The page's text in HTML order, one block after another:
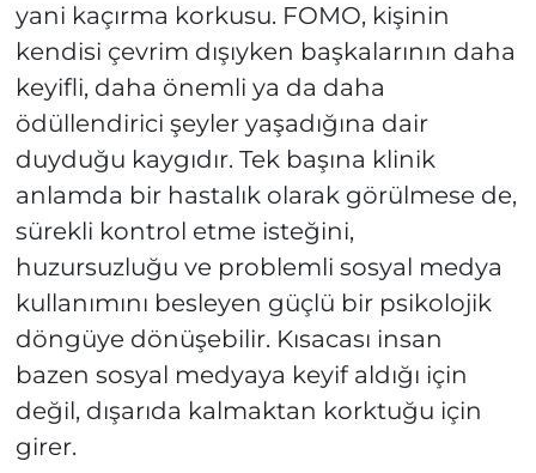
yani kaçırma korkusu. FOMO, kişinin
kendisi çevrim dışıyken başkalarının daha
keyifli, daha önemli ya da daha
ödüllendirici şeyler yaşadığına dair
duyduğu kaygıdır. Tek başına klinik
anlamda bir hastalık olarak görülmese de,
sürekli kontrol etme isteğini,
huzursuzluğu ve problemli sosyal medya
kullanımını besleyen güçlü bir psikolojik
döngüye dönüşebilir. Kısacası insan
bazen sosyal medyaya keyif aldığı için
değil, dışarıda kalmaktan korktuğu için
girer.